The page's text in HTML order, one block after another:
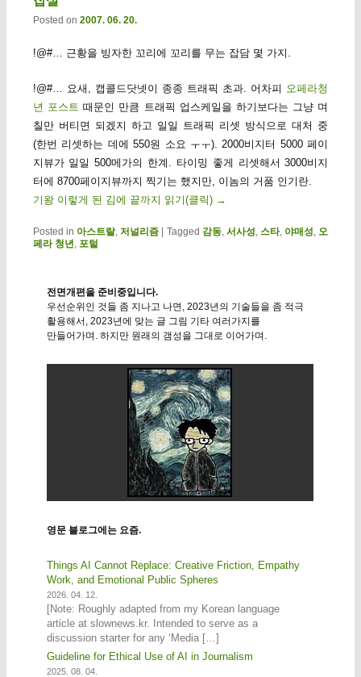
Posted on 2007. 06. 20.
!@#… 근황을 빙자한 꼬리에 꼬리를 무는 잡담 몇 가지.
!@#… 요새, 캡콜드닷넷이 종종 트래픽 초과. 어차피 오페라청
년 포스트 때문인 만큼 트래픽 업스케일을 하기보다는 그냥 며
칠만 버티면 되겠지 하고 일일 트래픽 리셋 방식으로 대처 중
(한번 리셋하는 데에 550원 소요 ㅜㅜ). 2000비지터 5000 페이
지뷰가 일일 500메가의 한계. 타이밍 좋게 리셋해서 3000비지
터에 8700페이지뷰까지 찍기는 했지만, 이놈의 거품 인기란.
기왕 이렇게 된 김에 끝까지 읽기(클릭) →
Posted in 아스트랄,저널리즘 Tagged 감동, 서사성,스타, 야매성,오
페라 청년, 포털
전면개편을 준비중입니다.
우선순위인 것들 좀 지나고 나면, 2023년의 기술들을 좀 적극
활용해서, 2023년에 맞는 글 그림 기타 여러가지를
만들어가며. 하지만 원래의 갬성을 그대로 이어가며.
영문 블로그에는 요즘.
Things AI Cannot Replace: Creative Friction, Empathy
Work, and Emotional Public Spheres
2026. 04. 12.
[Note: Roughly adapted from my Korean language
article at slownews.kr. Intended to serve as a
discussion starter for any ‘Media […]
Guideline for Ethical Use of AI in Journalism
2025. 08. 04.